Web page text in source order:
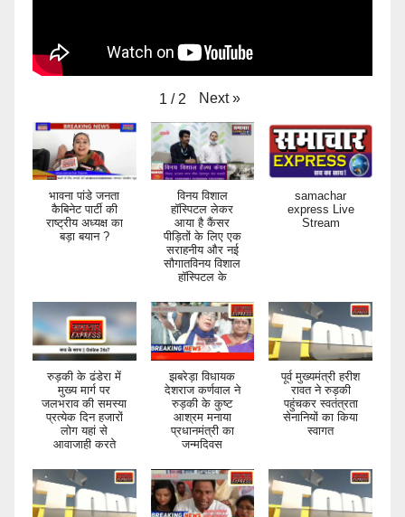
1 / 2 Next »
भावना पांडे जनता
कैबिनेट पार्टी की
राष्ट्रीय अध्यक्ष का
बड़ा बयान ?
विनय विशाल
हॉस्पिटल लेकर
आया है कैंसर
पीड़ितों के लिए एक
सराहनीय और नई
सौगातविनय विशाल
हॉस्पिटल के
samachar
express Live
Stream
रुड़की के ढंडेरा में
मुख्य मार्ग पर
जलभराव की समस्या
प्रत्येक दिन हजारों
लोग यहां से
आवाजाही करते
झबरेड़ा विधायक
देशराज कर्णवाल ने
रुड़की के कुष्ट
आश्रम मनाया
प्रधानमंत्री का
जन्मदिवस
पूर्व मुख्यमंत्री हरीश
रावत ने रुड़की
पहुंचकर स्वतंत्रता
सेनानियों का किया
स्वागत